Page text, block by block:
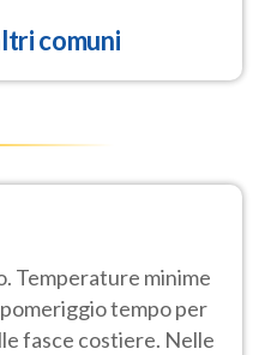
comuni
Temperature minime
tempo per
fasce costiere. Nelle